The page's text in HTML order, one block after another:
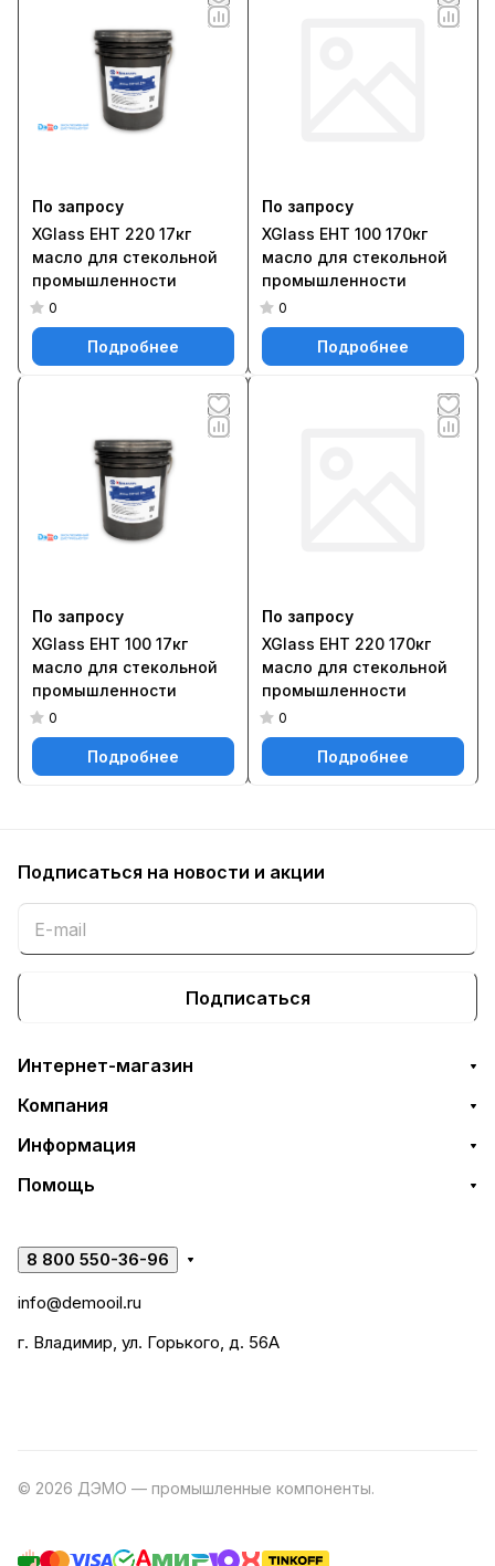
По запросу
XGlass EHT 220 17кг
масло для стекольной
промышленности
0
Подробнее
По запросу
XGlass EHT 100 170кг
масло для стекольной
промышленности
0
Подробнее
По запросу
XGlass EHT 100 17кг
масло для стекольной
промышленности
0
Подробнее
По запросу
XGlass EHT 220 170кг
масло для стекольной
промышленности
0
Подробнее
Подписаться на новости и акции
Подписаться
Интернет-магазин
Компания
Информация
Помощь
8 800 550-36-96
info@demooil.ru
г. Владимир, ул. Горького, д. 56А
© 2026 ДЭМО — промышленные компоненты.